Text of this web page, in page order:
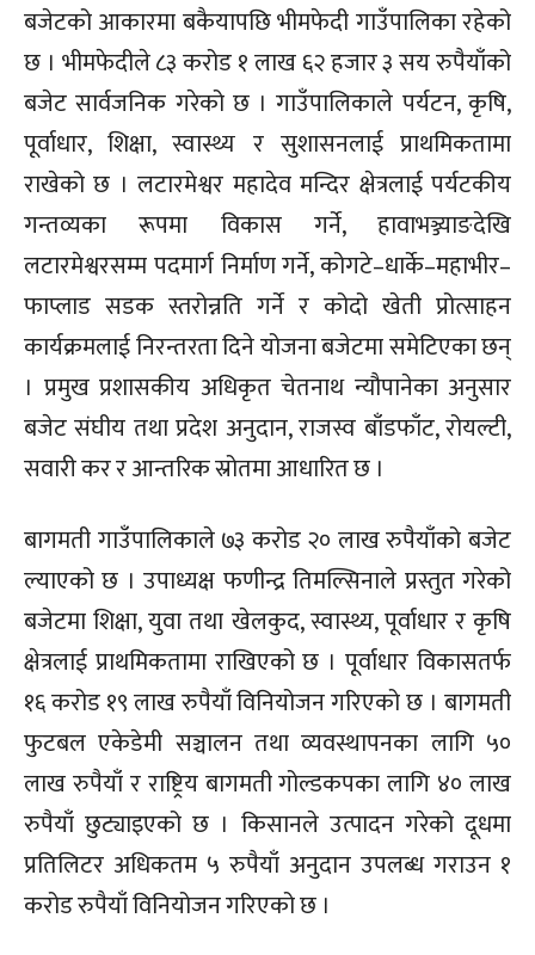
बजेटको आकारमा बकैयापछि भीमफेदी गाउँपालिका रहेको
छ । भीमफेदीले ८३ करोड १ लाख ६२ हजार ३ सय रुपैयाँको
बजेट सार्वजनिक गरेको छ । गाउँपालिकाले पर्यटन, कृषि,
पूर्वाधार, शिक्षा, स्वास्थ्य र सुशासनलाई प्राथमिकतामा
राखेको छ । लटारमेश्वर महादेव मन्दिर क्षेत्रलाई पर्यटकीय
गन्तव्यका रूपमा विकास गर्ने, हावाभञ्ज्याङदेखि
लटारमेश्वरसम्म पदमार्ग निर्माण गर्ने, कोगटे–धार्के–महाभीर–
फाप्लाड सडक स्तरोन्नति गर्ने र कोदो खेती प्रोत्साहन
कार्यक्रमलाई निरन्तरता दिने योजना बजेटमा समेटिएका छन्
। प्रमुख प्रशासकीय अधिकृत चेतनाथ न्यौपानेका अनुसार
बजेट संघीय तथा प्रदेश अनुदान, राजस्व बाँडफाँट, रोयल्टी,
सवारी कर र आन्तरिक स्रोतमा आधारित छ ।
बागमती गाउँपालिकाले ७३ करोड २० लाख रुपैयाँको बजेट
ल्याएको छ । उपाध्यक्ष फणीन्द्र तिमल्सिनाले प्रस्तुत गरेको
बजेटमा शिक्षा, युवा तथा खेलकुद, स्वास्थ्य, पूर्वाधार र कृषि
क्षेत्रलाई प्राथमिकतामा राखिएको छ । पूर्वाधार विकासतर्फ
१६ करोड १९ लाख रुपैयाँ विनियोजन गरिएको छ । बागमती
फुटबल एकेडेमी सञ्चालन तथा व्यवस्थापनका लागि ५०
लाख रुपैयाँ र राष्ट्रिय बागमती गोल्डकपका लागि ४० लाख
रुपैयाँ छुट्याइएको छ । किसानले उत्पादन गरेको दूधमा
प्रतिलिटर अधिकतम ५ रुपैयाँ अनुदान उपलब्ध गराउन १
करोड रुपैयाँ विनियोजन गरिएको छ ।